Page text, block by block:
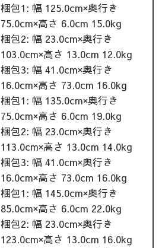
梱包1: 幅 125.0cm×奥行き
75.0cm×高さ 6.0cm 15.0kg
梱包2: 幅 23.0cm×奥行き
103.0cm×高さ 13.0cm 12.0kg
梱包3: 幅 41.0cm×奥行き
16.0cm×高さ 73.0cm 16.0kg
梱包1: 幅 135.0cm×奥行き
75.0cm×高さ 6.0cm 19.0kg
梱包2: 幅 23.0cm×奥行き
113.0cm×高さ 13.0cm 14.0kg
梱包3: 幅 41.0cm×奥行き
16.0cm×高さ 73.0cm 16.0kg
梱包1: 幅 145.0cm×奥行き
85.0cm×高さ 6.0cm 22.0kg
梱包2: 幅 23.0cm×奥行き
123.0cm×高さ 13.0cm 16.0kg